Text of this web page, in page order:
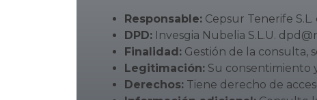
Responsable: Cepsur Tenerife
DPD: Invesgia Nubelia S.L.U.
Finalidad: Gestión de la consulta,
Legitimación: Su consentimiento
Derechos: Tiene derecho de